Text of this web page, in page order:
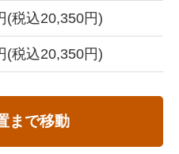
(税込20,350円)
(税込20,350円)
まで移動